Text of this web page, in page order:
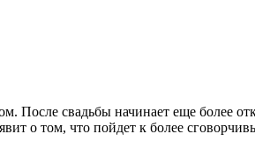
После свадьбы начинает еще более
о том, что пойдет к более